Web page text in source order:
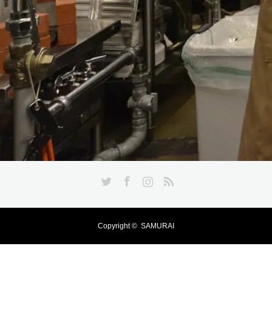
Copyright © SAMURAI